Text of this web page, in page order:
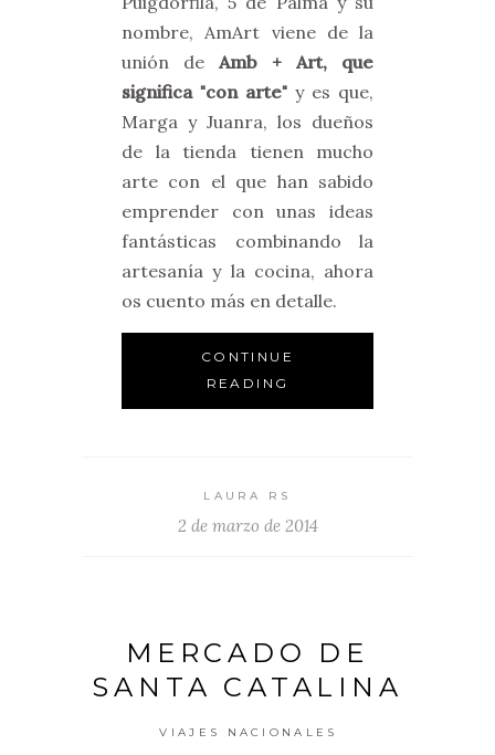
nombre, AmArt viene de la
unión de Amb + Art, que
significa "con arte" y es que,
Marga y Juanra, los dueños
de la tienda tienen mucho
arte con el que han sabido
emprender con unas ideas
fantásticas combinando la
artesanía y la cocina, ahora
os cuento más en detalle.
CONTINUE
READING
LAURA RS
2 de marzo de 2014
MERCADO DE
SANTA CATALINA
VIAJES NACIONALES